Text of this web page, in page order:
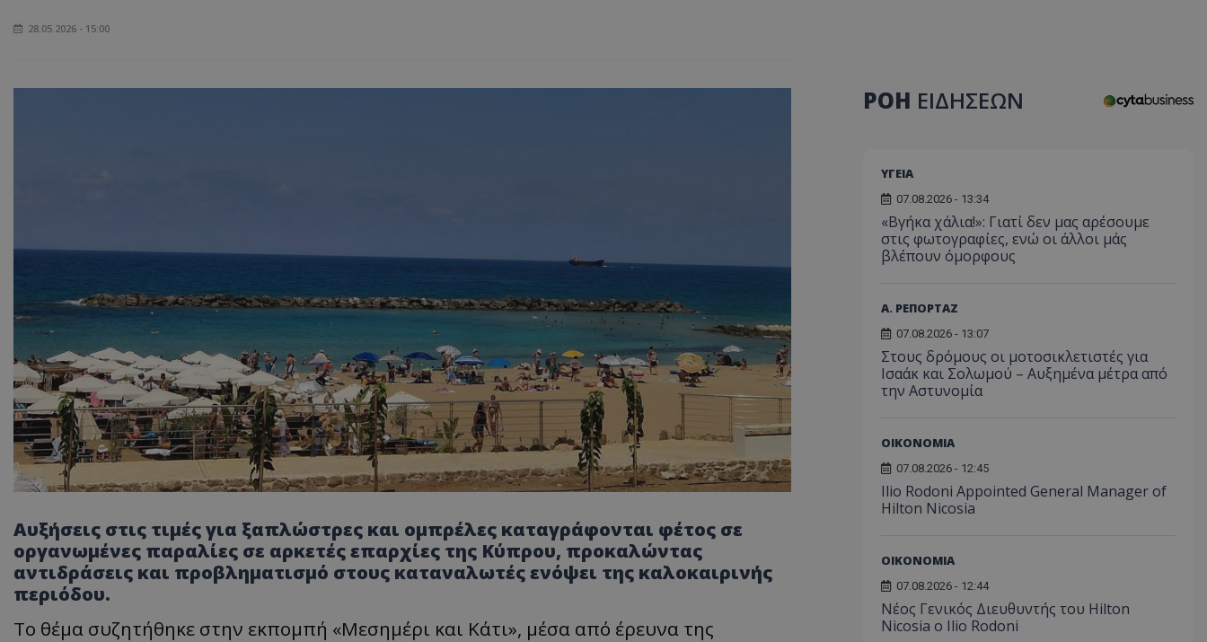
28.05.2026 - 15:00
Αυξήσεις στις τιμές για ξαπλώστρες και ομπρέλες καταγράφονται φέτος σε
οργανωμένες παραλίες σε αρκετές επαρχίες της Κύπρου, προκαλώντας
αντιδράσεις και προβληματισμό στους καταναλωτές ενόψει της καλοκαιρινής
περιόδου.
Το θέμα συζητήθηκε στην εκπομπή «Μεσημέρι και Κάτι», μέσα από έρευνα της
ΡΟΗ ΕΙΔΗΣΕΩΝ
ΥΓΕΙΑ
07.08.2026 - 13:34
«Βγήκα χάλια!»: Γιατί δεν μας αρέσουμε
στις φωτογραφίες, ενώ οι άλλοι μάς
βλέπουν όμορφους
Α. ΡΕΠΟΡΤΑΖ
07.08.2026 - 13:07
Στους δρόμους οι μοτοσικλετιστές για
Ισαάκ και Σολωμού – Αυξημένα μέτρα από
την Αστυνομία
ΟΙΚΟΝΟΜΙΑ
07.08.2026 - 12:45
Ilio Rodoni Appointed General Manager of
Hilton Nicosia
ΟΙΚΟΝΟΜΙΑ
07.08.2026 - 12:44
Νέος Γενικός Διευθυντής του Hilton
Nicosia ο Ilio Rodoni